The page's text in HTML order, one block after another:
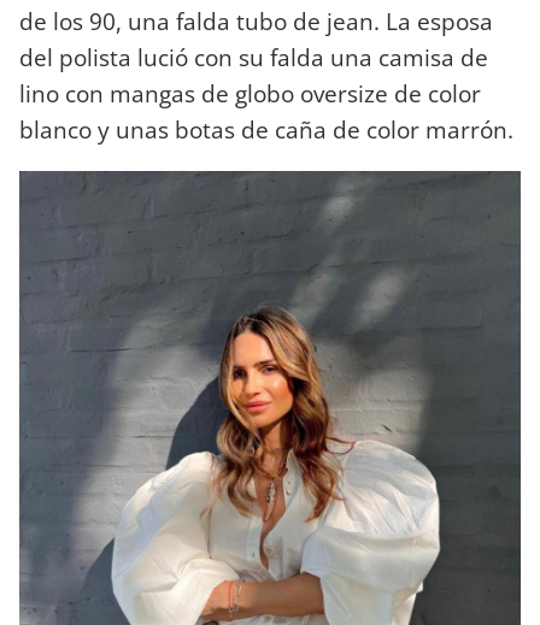
de los 90, una falda tubo de jean. La esposa
del polista lució con su falda una camisa de
lino con mangas de globo oversize de color
blanco y unas botas de caña de color marrón.